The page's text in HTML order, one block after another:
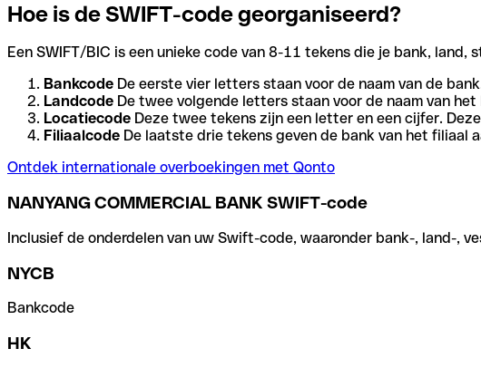
Hoe is de SWIFT-code georganiseerd?
Een SWIFT/BIC is een unieke code van 8-11 tekens die je bank,
Bankcode De eerste vier letters staan voor de naam van de
Landcode De twee volgende letters staan voor de naam van
Locatiecode Deze twee tekens zijn een letter en een cijfer.
Filiaalcode De laatste drie tekens geven de bank van het filiaal
Ontdek internationale overboekingen met Qonto
NANYANG COMMERCIAL BANK SWIFT-code
Inclusief de onderdelen van uw Swift-code, waaronder bank-, land-,
NYCB
Bankcode
HK